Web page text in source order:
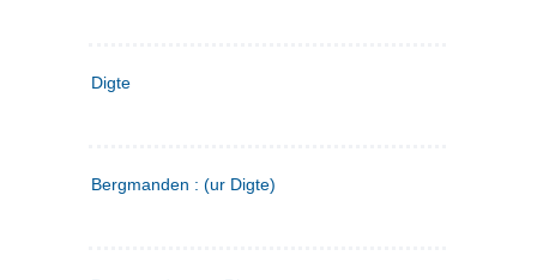
Digte
Bergmanden : (ur Digte)